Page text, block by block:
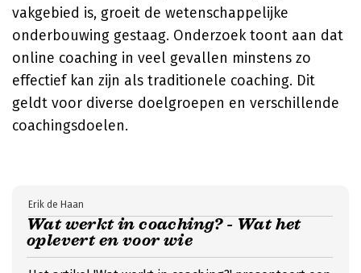
vakgebied is, groeit de wetenschappelijke
onderbouwing gestaag. Onderzoek toont aan dat
online coaching in veel gevallen minstens zo
effectief kan zijn als traditionele coaching. Dit
geldt voor diverse doelgroepen en verschillende
coachingsdoelen.
Wat werkt in coaching? - Wat het
oplevert en voor wie
Erik de Haan